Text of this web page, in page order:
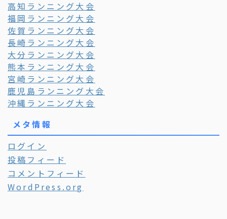
高知ランニング大会
福岡ランニング大会
佐賀ランニング大会
長崎ランニング大会
大分ランニング大会
熊本ランニング大会
宮崎ランニング大会
鹿児島ランニング大会
沖縄ランニング大会
メタ情報
ログイン
投稿フィード
コメントフィード
WordPress.org